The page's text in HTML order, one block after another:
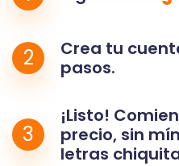
2
Crea tu
pasos.
3
¡Listo!
precio, sin
letras